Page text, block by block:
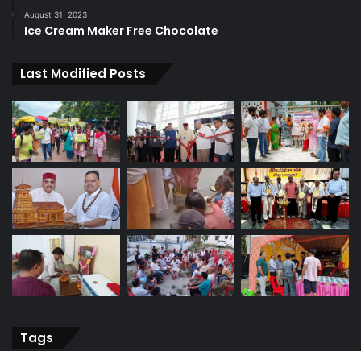
August 31, 2023
Ice Cream Maker Free Chocolate
Last Modified Posts
Tags